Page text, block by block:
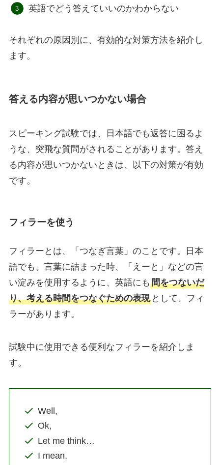
英語でどう答えていいのかわからない
それぞれの原因別に、有効的な対策方法を紹介し
ます。
答える内容が思いつかない場合
スピーキング試験では、日本語でも返答に困るよ
うな、突飛な質問がされることがあります。答え
る内容が思いつかないときは、以下の対策が有効
です。
フィラーを使う
フィラーとは、「つなぎ言葉」のことです。日本
語でも、言葉に詰まった時、「えーと」などの言
い淀みを使用するように、英語にも 間をつないだ
り、考える時間をつなぐための表現として、フィ
ラーがあります。
試験中に使用できる便利なフィラーを紹介しま
す。
Well,
Ok,
Let me think…
I mean,